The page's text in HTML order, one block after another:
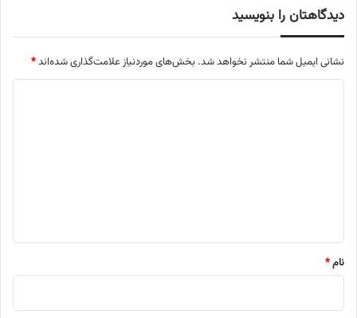
دیدگاهتان را بنویسید
نشانی ایمیل شما منتشر نخواهد شد. بخش‌های موردنیاز علامت‌گذاری شده‌اند*
نام*